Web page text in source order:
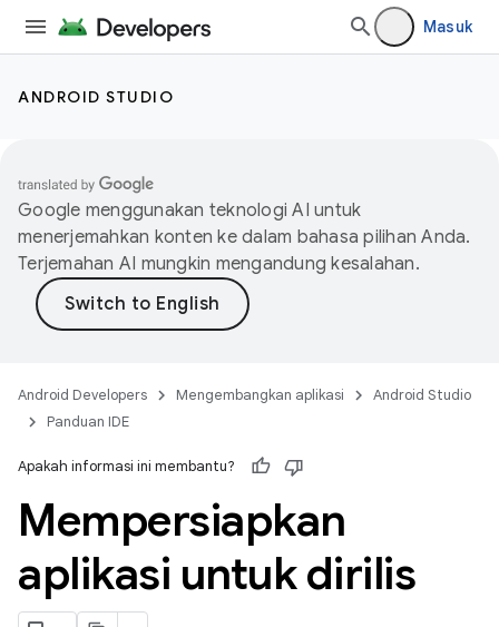
Masuk
ANDROID STUDIO
Google menggunakan teknologi AI untuk
menerjemahkan konten ke dalam bahasa pilihan Anda.
Terjemahan AI mungkin mengandung kesalahan.
Android Developers Mengembangkan aplikasi
Android Studio
Panduan IDE
Apakah informasi ini membantu?
Mempersiapkan
aplikasi untuk dirilis